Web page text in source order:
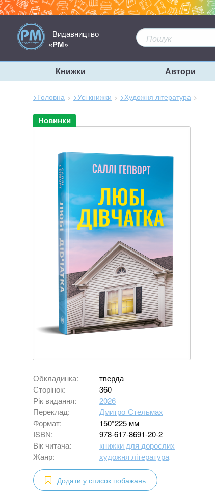
Видавництво
«РМ»
Книжки Автори
>Головна >Усі книжки
>Художня література
тут:
Новинки
Обкладинка:
тверда
Сторінок:
360
Рік видання:
2026
Переклад:
Дмитро Стельмах
Формат:
150*225 мм
ISBN:
978-617-8691-20-2
Вік читача:
книжки для дорослих
Жанр:
художня література
Додати у список побажань